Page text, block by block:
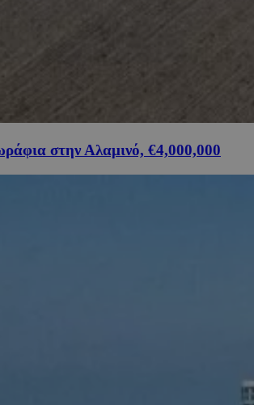
στην Αλαμινό, €4,000,000